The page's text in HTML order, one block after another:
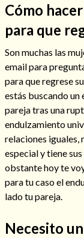
Hechizos
Amarre para
Cómo
para que
Son muchas las
email para
para que regrese
estás buscando
pareja tras una
endulzamiento
relaciones iguales,
especial y tiene
obstante hoy te
para tu caso el
lado tu pareja.
Necesito